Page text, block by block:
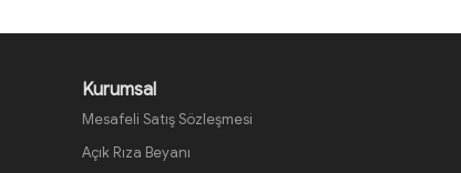
Kurumsal
Mesafeli Satış Sözleşmesi
Açık Rıza Beyanı